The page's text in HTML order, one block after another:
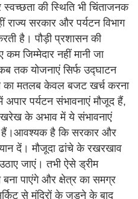
की स्थिति भी चिंताजनक
राज्य सरकार और पर्यटन विभाग
है। पौड़ी प्रशासन की
कम जिम्मेदार नहीं मानी जा
तक योजनाएं सिर्फ उद्घाटन
का मतलब केवल बजट खर्च करना
पर्यटन संभावनाएं मौजूद हैं,
के अभाव में ये संभावनाएं
हैं।आवश्यक है कि सरकार और
दें। मौजूदा ढांचे के रखरखाव
जाएं। तभी ऐसे ड्रीम
पाएंगे और क्षेत्र का समग्र
से मंदिरों के जुड़ने के बाद